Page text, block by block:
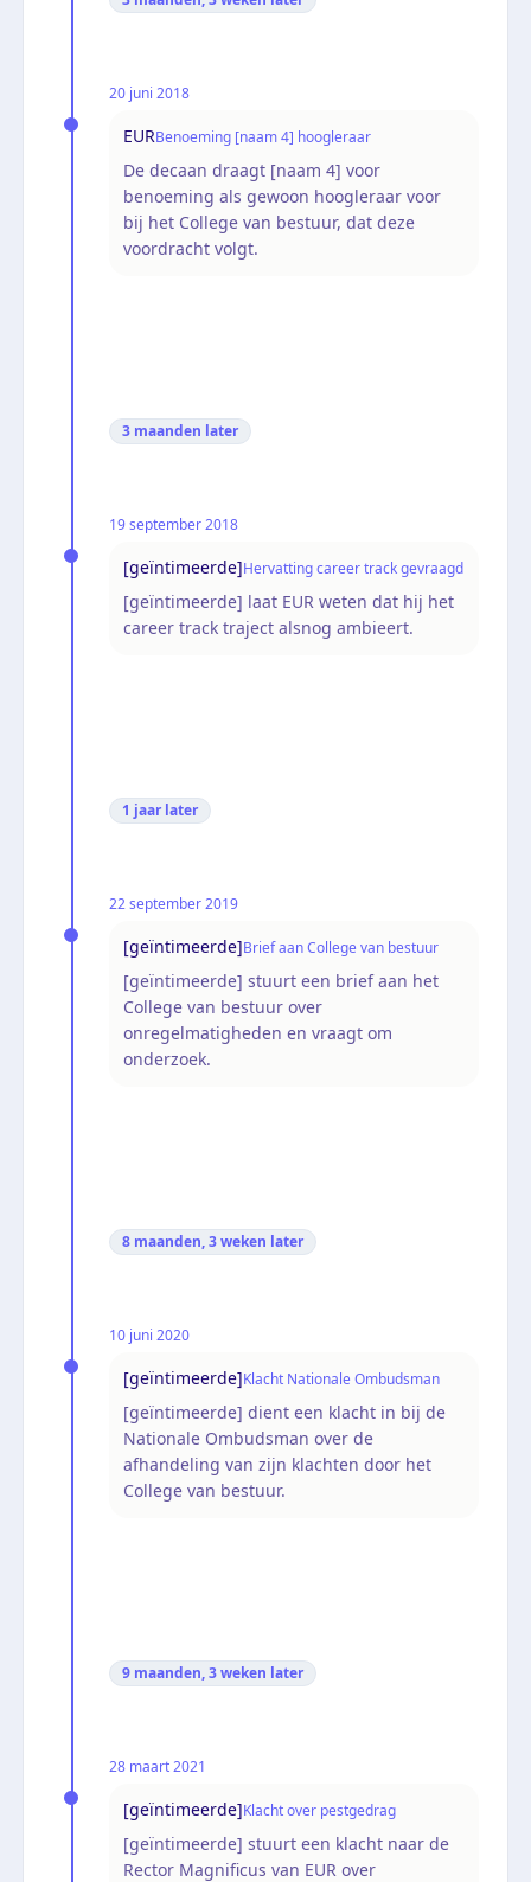
20 juni 2018
EURBenoeming [naam 4] hoogleraar
De decaan draagt [naam 4] voor
benoeming als gewoon hoogleraar voor
bij het College van bestuur, dat deze
voordracht volgt.
3 maanden later
19 september 2018
[geïntimeerde]Hervatting career track gevraagd
[geïntimeerde] laat EUR weten dat hij het
career track traject alsnog ambieert.
1 jaar later
22 september 2019
[geïntimeerde]Brief aan College van bestuur
[geïntimeerde] stuurt een brief aan het
College van bestuur over
onregelmatigheden en vraagt om
onderzoek.
8 maanden, 3 weken later
10 juni 2020
[geïntimeerde]Klacht Nationale Ombudsman
[geïntimeerde] dient een klacht in bij de
Nationale Ombudsman over de
afhandeling van zijn klachten door het
College van bestuur.
9 maanden, 3 weken later
28 maart 2021
[geïntimeerde]Klacht over pestgedrag
[geïntimeerde] stuurt een klacht naar de
Rector Magnificus van EUR over